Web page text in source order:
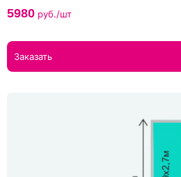
5980 руб./шт
Заказать